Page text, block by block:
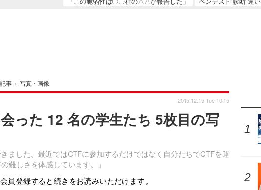
記事 › 写真・画像
った 12 名の学生たち 5枚目の写
ました。最近ではCTFに参加するだけではなく自分たちでCTFを運
難しさを体感しています。」
2015.12.15 Tue 10:15
員登録すると続きをお読みいただけます。